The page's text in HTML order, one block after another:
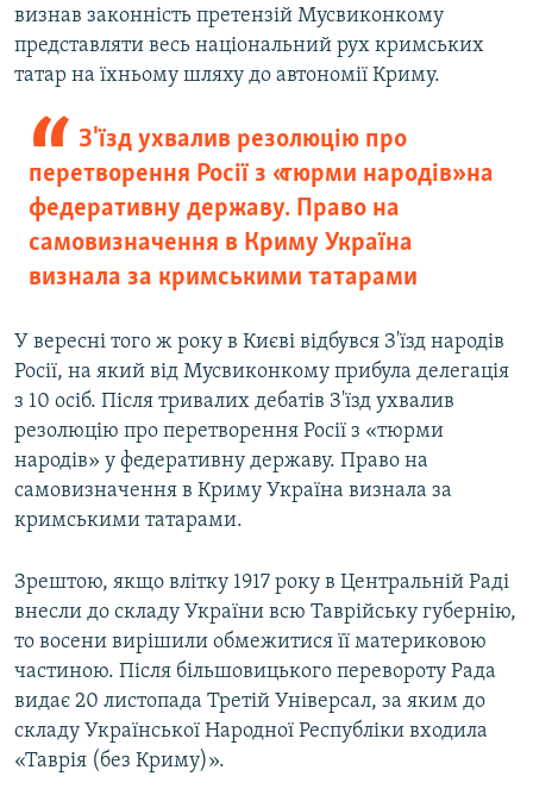
визнав законність претензій Мусвиконкому
представляти весь національний рух кримських
татар на їхньому шляху до автономії Криму.
З'їзд ухвалив резолюцію про
перетворення Росії з «тюрми народів» на
федеративну державу. Право на
самовизначення в Криму Україна
визнала за кримськими татарами
У вересні того ж року в Києві відбувся З'їзд народів
Росії, на який від Мусвиконкому прибула делегація
з 10 осіб. Після тривалих дебатів З'їзд ухвалив
резолюцію про перетворення Росії з «тюрми
народів» у федеративну державу. Право на
самовизначення в Криму Україна визнала за
кримськими татарами.
Зрештою, якщо влітку 1917 року в Центральній Раді
внесли до складу України всю Таврійську губернію,
то восени вирішили обмежитися її материковою
частиною. Після більшовицького перевороту Рада
видає 20 листопада Третій Універсал, за яким до
складу Української Народної Республіки входила
«Таврія (без Криму)».